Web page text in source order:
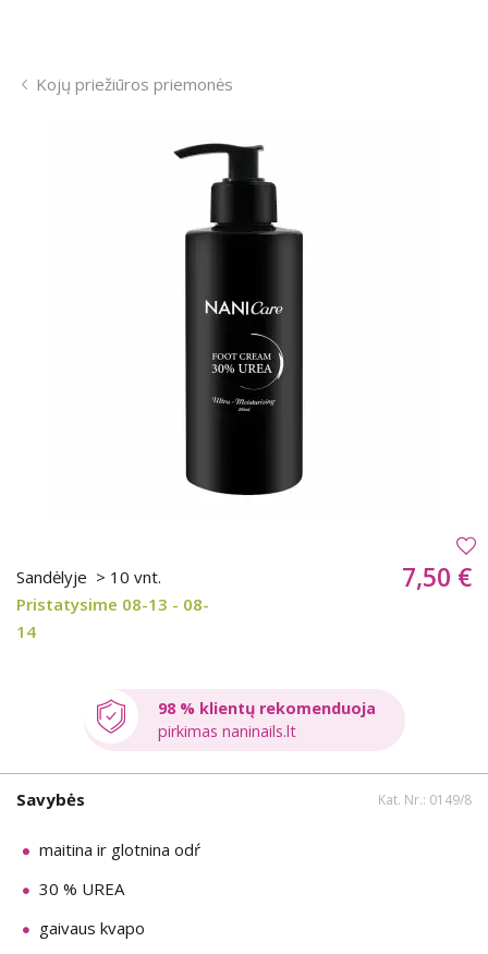
Kojų priežiūros priemonės
Sandėlyje > 10 vnt.
Pristatysime 08-13 - 08-
14
7,50 €
98 % klientų rekomenduoja
pirkimas naninails.lt
Savybės Kat. Nr.: 0149/8
maitina ir glotnina odŕ
30 % UREA
gaivaus kvapo